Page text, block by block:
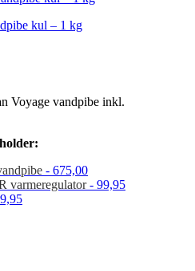
kul – 1 kg
- 675,00
varmeregulator- 99,95